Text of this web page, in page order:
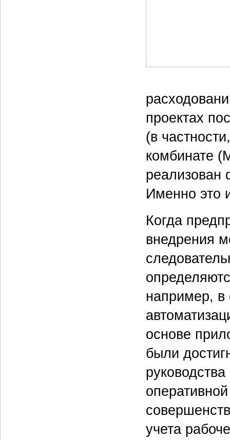
проектах
(в
комбинате
реализован
Именно это
Когда
внедрения
например, в
основе
были
учета